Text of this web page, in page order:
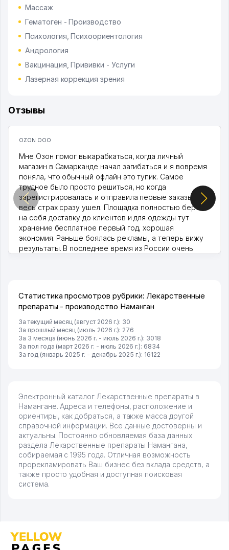
Массаж
Гематоген - Производство
Психология, Психоориентология
Андрология
Вакцинация, Прививки - Услуги
Лазерная коррекция зрения
Отзывы
OZON ООО
Мне Озон помог выкарабкаться, когда личный
магазин в Самарканде начал загибаться и я вовремя
поняла, что обычный офлайн это тупик. Самое
трудное было просто решиться, но когда
зарегистрировалась и отправила первые заказы,
весь страх сразу ушел. Площадка полностью берет
на себя доставку до клиентов и для одежды тут
хранение бесплатное первый год, хорошая
экономия. Раньше боялась рекламы, а теперь вижу
результаты. В последнее время из России очень
Статистика просмотров рубрики: Лекарственные
препараты - производство Наманган
За текущий месяц (август 2026 г.): 30
За прошлый месяц (июль 2026 г.): 276
За 3 месяца (июнь 2026 г. - июль 2026 г.): 3018
За пол года (март 2026 г. - июль 2026 г.): 6834
За год (январь 2025 г. - декабрь 2025 г.): 16122
Электронный каталог Лекарственные препараты в
Намангане. Адреса и телефоны, расположение и
ориентиры, как добраться, а также масса другой
справочной информации. Все данные достоверны и
актуальны. Постоянно обновляемая база данных
раздела Лекарственные препараты Намангана,
собираемая с 1995 года. Отличная возможность
прорекламировать Ваш бизнес без вклада средств, а
также просто удобная и доступная поисковая
система.